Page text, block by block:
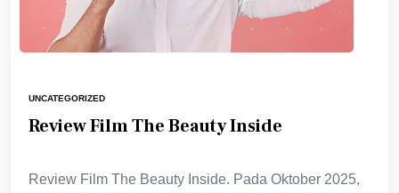
UNCATEGORIZED
Review Film The Beauty Inside
Review Film The Beauty Inside. Pada Oktober 2025,